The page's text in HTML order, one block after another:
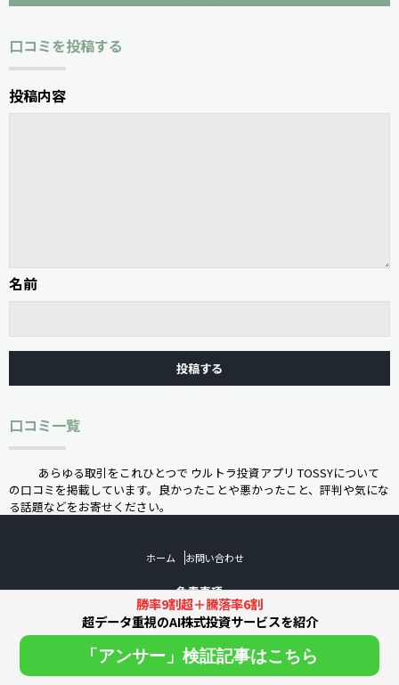
口コミを投稿する
投稿内容
名前
口コミ一覧
あらゆる取引をこれひとつで ウルトラ投資アプリ TOSSYについて
の口コミを掲載しています。良かったことや悪かったこと、評判や気にな
る話題などをお寄せください。
ホーム お問い合わせ
免責事項
当サイトでは、調べた情報や寄せられた口コミを基に、管理人が独自に
優良・悪徳の認定を下しています。当サイトにおける評価等はあくまで当
サイト内での評価であり、効果等を保証するものではございません。情
報・記事・口コミにも最善の注意を払っておりますが、掲載情報の内容の
勝率9割超＋騰落率6割
超データ重視のAI株式投資サービスを紹介
「アンサー」検証記事はこちら